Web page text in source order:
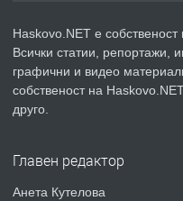
ПРЕДЛАГА
Haskovo.NET е
Всички статии, репортажи,
графични и видео
собственост на
друго.
Главен редактор
Анета Кутелова